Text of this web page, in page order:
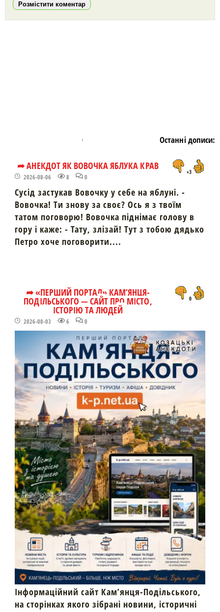
Розмістити коментар
Останні дописи:
➦ АНЕКДОТ ЯК ВОВОЧКА ЯБЛУКА КРАВ
2026-08-06 8 0
+3
Сусід застукав Вовочку у себе на яблуні. -
Вовочка! Ти знову за своє? Ось я з твоїм
татом поговорю! Вовочка піднімає голову в
гору і каже: - Тату, злізай! Тут з тобою дядько
Петро хоче поговорити....
➦ «ПЕРШИЙ ПОРТАЛ» КАМ’ЯНЦЯ-
ПОДІЛЬСЬКОГО — САЙТ ПРО МІСТО,
ІСТОРІЮ ТА ЛЮДЕЙ
2026-08-03 6 0
0
Інформаційний сайт Кам’янця-Подільського,
на сторінках якого зібрані новини, історичні